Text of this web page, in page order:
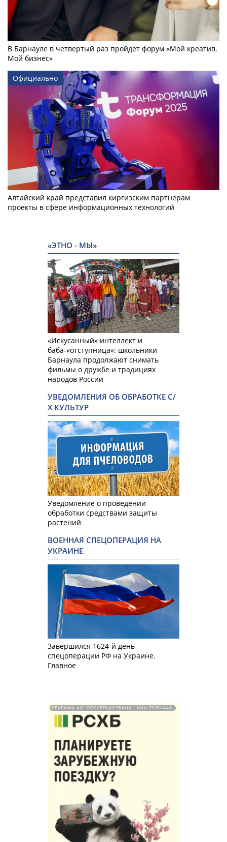
В Барнауле в четвертый раз пройдет форум «Мой креатив.
Мой бизнес»
Официально
Алтайский край представил киргизским партнерам
проекты в сфере информационных технологий
«ЭТНО - МЫ»
«Искусанный» интеллект и
баба-«отступница»: школьники
Барнаула продолжают снимать
фильмы о дружбе и традициях
народов России
УВЕДОМЛЕНИЯ ОБ ОБРАБОТКЕ С/
Х КУЛЬТУР
Уведомление о проведении
обработки средствами защиты
растений
ВОЕННАЯ СПЕЦОПЕРАЦИЯ НА
УКРАИНЕ
Завершился 1624-й день
спецоперации РФ на Украине.
Главное
РЕКЛАМА АО "РОССЕЛЬХОЗБАНК". ИНН 772511448.